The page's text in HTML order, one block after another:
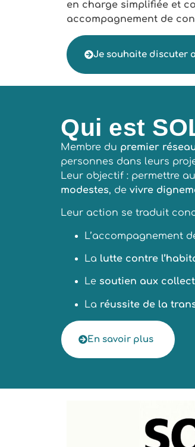
en charge simplifiée et
accompagnement de
Je souhaite discuter
Qui est
Membre du premier
personnes dans leurs
Leur objectif : permettre
modestes, de vivre
Leur action se traduit
L’accompagnement
La lutte contre
Le soutien aux
La réussite de la
En savoir plus